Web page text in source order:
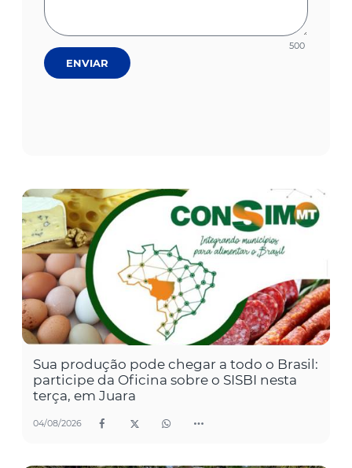
500
ENVIAR
Sua produção pode chegar a todo o Brasil:
participe da Oficina sobre o SISBI nesta
terça, em Juara
04/08/2026